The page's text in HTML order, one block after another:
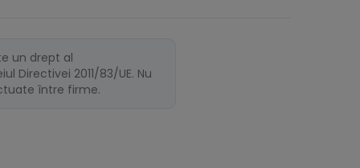
un drept al
Directivei 2011/83/UE. Nu
între firme.